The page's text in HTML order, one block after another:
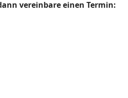
vereinbare einen Termin: